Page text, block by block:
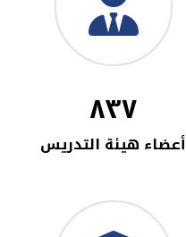
٨٣٧
أعضاء هيئة التدريس